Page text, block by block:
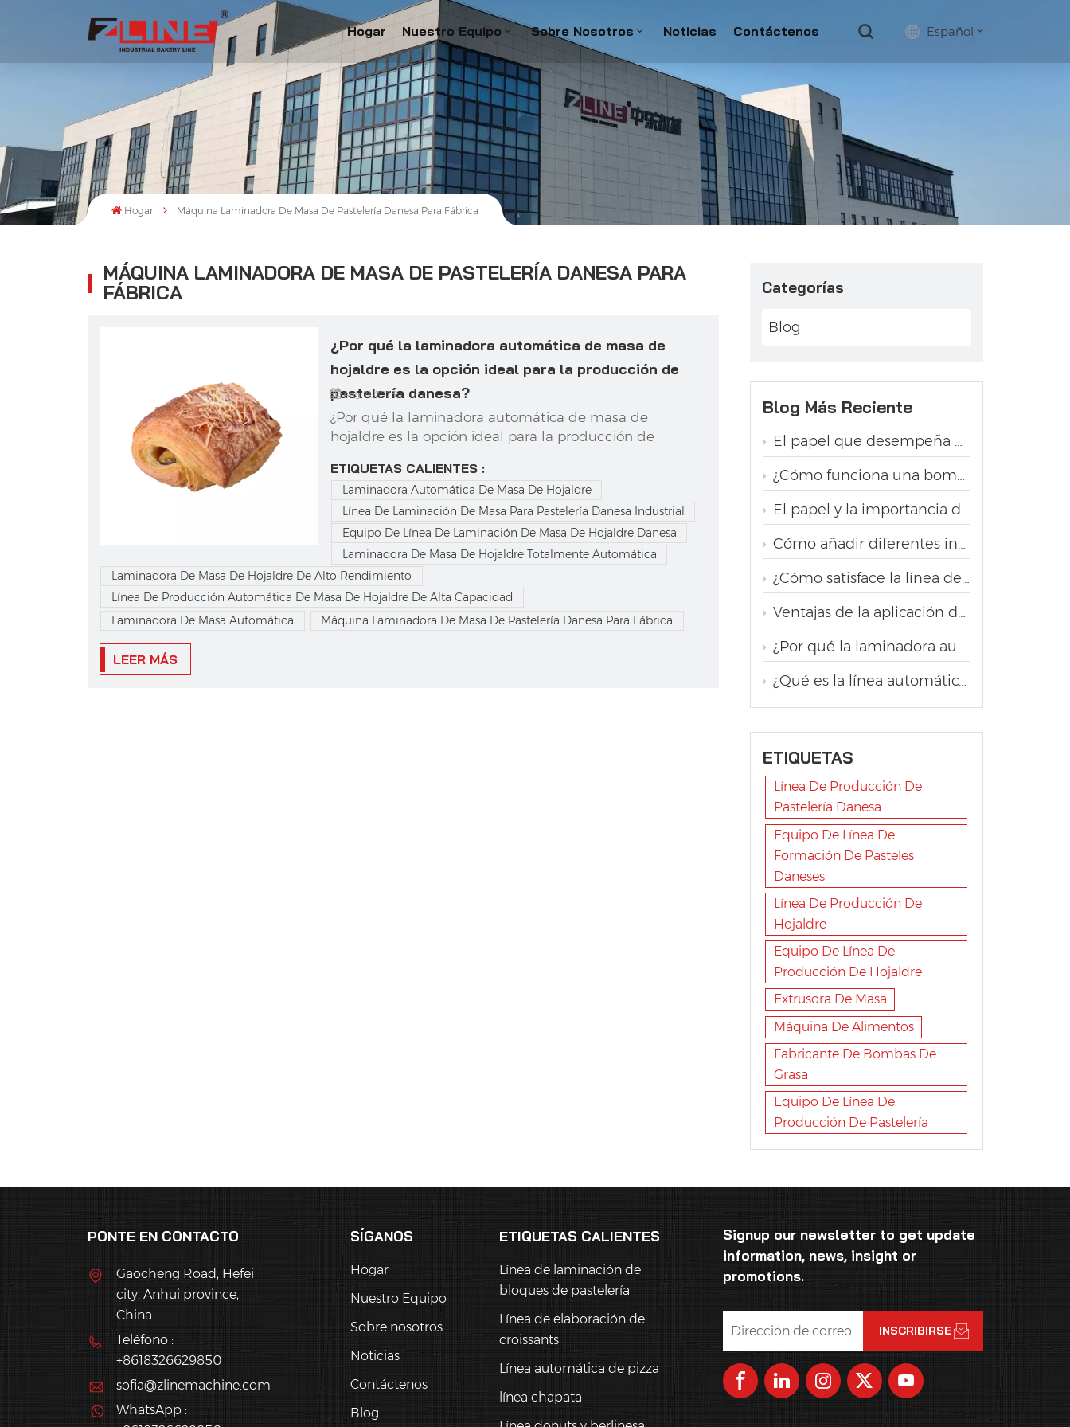
Hogar Nuestro Equipo Sobre Nosotros Noticias Contáctenos Español
русский
español
Hogar Máquina Laminadora De Masa De Pastelería Danesa Para Fábrica
Categorías
Blog
Blog Más Reciente
El papel que desempeña una extrusora en una línea de producción de pastelería
¿Cómo funciona una bomba de grasa en una línea de producción de pastelería?
El papel y la importancia de la laminadora en la producción de pastelería
Cómo añadir diferentes ingredientes, como pasas y nueces, en la línea de producción automática de pan de hojaldre danés
¿Cómo satisface la línea de producción de pastelería la demanda de las panaderías de diferentes tamaños y formas de pan?
Ventajas de la aplicación de la línea automática de producción de pan tostado
¿Por qué la laminadora automática de masa de hojaldre es la opción ideal para la producción de pastelería danesa?
¿Qué es la línea automática de producción de pan trenzado con levadura?
ETIQUETAS
Línea De Producción De
Pastelería Danesa
Equipo De Línea De
Formación De Pasteles
Daneses
Línea De Producción De
Hojaldre
Equipo De Línea De
Producción De Hojaldre
Extrusora De Masa
Máquina De Alimentos
Fabricante De Bombas De
Grasa
Equipo De Línea De
Producción De Pastelería
MÁQUINA LAMINADORA DE MASA DE PASTELERÍA DANESA PARA
FÁBRICA
¿Por qué la laminadora automática de masa de
hojaldre es la opción ideal para la producción de
pastelería danesa?
Aug 21, 2025
¿Por qué la laminadora automática de masa de
hojaldre es la opción ideal para la producción de
mundialmente famosa por sus delicadas capas, su rico
aroma a mantequilla y su suave textura. Para producir
pastelería danesa de alta calidad, es esencial una
lamin...
ETIQUETAS CALIENTES :
Laminadora Automática De Masa De Hojaldre
Línea De Laminación De Masa Para Pastelería Danesa Industrial
Equipo De Línea De Laminación De Masa De Hojaldre Danesa
Laminadora De Masa De Hojaldre Totalmente Automática
Laminadora De Masa De Hojaldre De Alto Rendimiento
Línea De Producción Automática De Masa De Hojaldre De Alta Capacidad
Laminadora De Masa Automática
Máquina Laminadora De Masa De Pastelería Danesa Para Fábrica
LEER MÁS
PONTE EN CONTACTO
Gaocheng Road, Hefei
city, Anhui province,
China
Teléfono :
+8618326629850
sofia@zlinemachine.com
WhatsApp :
SÍGANOS
Hogar
Nuestro Equipo
Sobre nosotros
Noticias
Contáctenos
Blog
ETIQUETAS CALIENTES
Línea de laminación de
bloques de pastelería
Línea de elaboración de
croissants
Línea automática de pizza
línea chapata
Signup our newsletter to get update
information, news, insight or
promotions.